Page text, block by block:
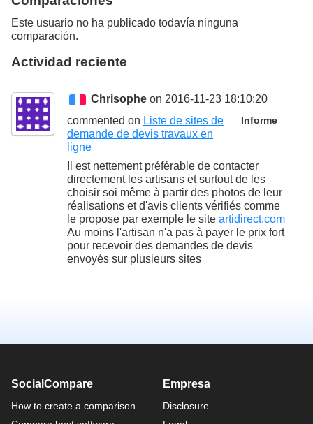
Este usuario no ha publicado todavía ninguna
comparación.
Actividad reciente
Chrisophe on 2016-11-23 18:10:20
Informe
commented on Liste de sites de
demande de devis travaux en
ligne
Il est nettement préférable de contacter
directement les artisans et surtout de les
choisir soi même à partir des photos de leur
réalisations et d'avis clients vérifiés comme
le propose par exemple le site artidirect.com
Au moins l'artisan n'a pas à payer le prix fort
pour recevoir des demandes de devis
envoyés sur plusieurs sites
SocialCompare
How to create a comparison
Empresa
Disclosure